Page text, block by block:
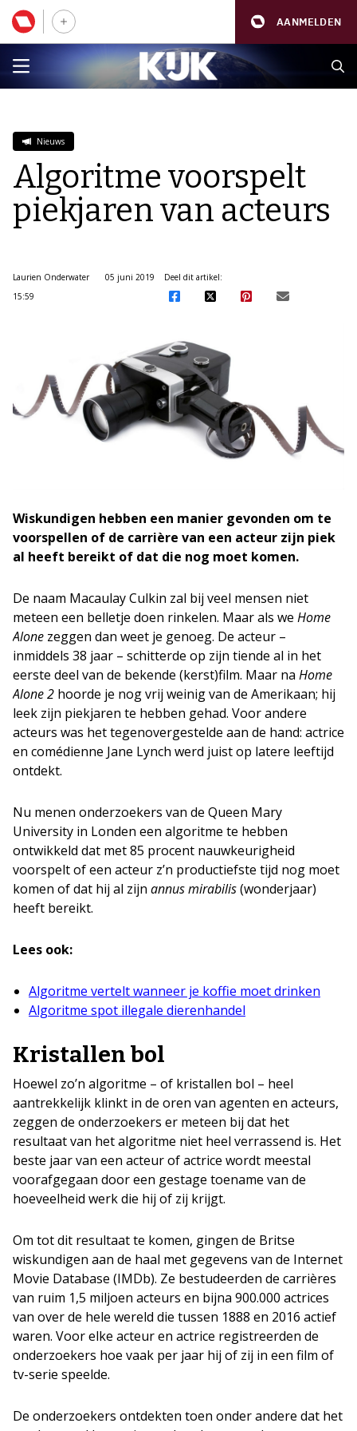
AANMELDEN
Nieuws
Algoritme voorspelt
piekjaren van acteurs
Laurien Onderwater
05 juni 2019
15:59
Deel dit artikel:
Wiskundigen hebben een manier gevonden om te
voorspellen of de carrière van een acteur zijn piek
al heeft bereikt of dat die nog moet komen.
De naam Macaulay Culkin zal bij veel mensen niet
meteen een belletje doen rinkelen. Maar als we Home
Alone zeggen dan weet je genoeg. De acteur –
inmiddels 38 jaar – schitterde op zijn tiende al in het
eerste deel van de bekende (kerst)film. Maar na Home
Alone 2 hoorde je nog vrij weinig van de Amerikaan; hij
leek zijn piekjaren te hebben gehad. Voor andere
acteurs was het tegenovergestelde aan de hand: actrice
en comédienne Jane Lynch werd juist op latere leeftijd
ontdekt.
Nu menen onderzoekers van de Queen Mary
University in Londen een algoritme te hebben
ontwikkeld dat met 85 procent nauwkeurigheid
voorspelt of een acteur z’n productiefste tijd nog moet
komen of dat hij al zijn annus mirabilis(wonderjaar)
heeft bereikt.
Lees ook:
Algoritme vertelt wanneer je koffie moet drinken
Algoritme spot illegale dierenhandel
Kristallen bol
Hoewel zo’n algoritme – of kristallen bol – heel
aantrekkelijk klinkt in de oren van agenten en acteurs,
zeggen de onderzoekers er meteen bij dat het
resultaat van het algoritme niet heel verrassend is. Het
beste jaar van een acteur of actrice wordt meestal
voorafgegaan door een gestage toename van de
hoeveelheid werk die hij of zij krijgt.
Om tot dit resultaat te komen, gingen de Britse
wiskundigen aan de haal met gegevens van de Internet
Movie Database (IMDb). Ze bestudeerden de carrières
van ruim 1,5 miljoen acteurs en bijna 900.000 actrices
van over de hele wereld die tussen 1888 en 2016 actief
waren. Voor elke acteur en actrice registreerden de
onderzoekers hoe vaak per jaar hij of zij in een film of
tv-serie speelde.
De onderzoekers ontdekten toen onder andere dat het